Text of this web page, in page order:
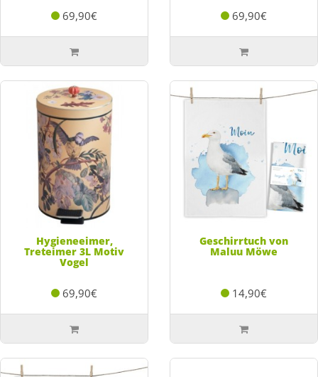
69,90€ 69,90€
Hygieneeimer,
Treteimer 3L Motiv
Vogel
69,90€
Geschirrtuch von
Maluu Möwe
14,90€